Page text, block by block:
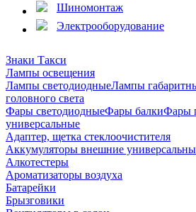
Шиномонтаж
Электрооборудование
Знаки Такси
Лампы освещения
Лампы светодиодныеЛампы
головного света
Фары светодиодныеФары балкиФары
универсальные
Адаптер, щетка стеклоочистителя
Аккумуляторы внешние
Алкотестеры
Ароматизаторы воздуха
Батарейки
Брызговики